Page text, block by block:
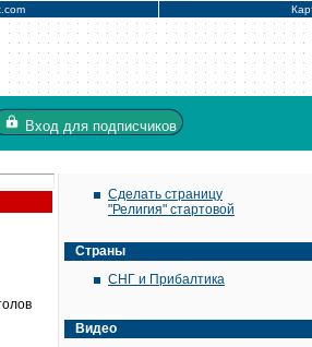
Вход для подписчиков
Сделать страницу
"Религия" стартовой
Страны
СНГ и Прибалтика
Видео